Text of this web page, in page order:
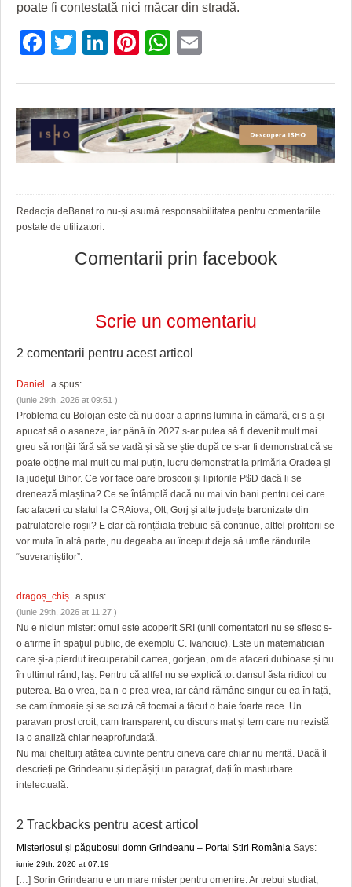
poate fi contestată nici măcar din stradă.
Facebook
Twitter
LinkedIn
Pinterest
WhatsApp
Redacția deBanat.ro nu-și asumă responsabilitatea pentru comentariile
postate de utilizatori.
Comentarii prin facebook
Scrie un comentariu
2 comentarii pentru acest articol
Daniel a spus:
(iunie 29th, 2026 at 09:51 )
Problema cu Bolojan este că nu doar a aprins lumina în cămară, ci s-a și
apucat să o asaneze, iar până în 2027 s-ar putea să fi devenit mult mai
greu să ronțăi fără să se vadă și să se știe după ce s-ar fi demonstrat că se
poate obține mai mult cu mai puțin, lucru demonstrat la primăria Oradea și
la județul Bihor. Ce vor face oare broscoii și lipitorile P$D dacă li se
drenează mlaștina? Ce se întâmplă dacă nu mai vin bani pentru cei care
fac afaceri cu statul la CRAiova, Olt, Gorj și alte județe baronizate din
patrulaterele roșii? E clar că ronțăiala trebuie să continue, altfel profitorii se
vor muta în altă parte, nu degeaba au început deja să umfle rândurile
“suveraniștilor”.
dragoș_chiș a spus:
(iunie 29th, 2026 at 11:27 )
Nu e niciun mister: omul este acoperit SRI (unii comentatori nu se sfiesc s-
o afirme în spațiul public, de exemplu C. Ivanciuc). Este un matematician
care și-a pierdut irecuperabil cartea, gorjean, om de afaceri dubioase și nu
în ultimul rând, laș. Pentru că altfel nu se explică tot dansul ăsta ridicol cu
puterea. Ba o vrea, ba n-o prea vrea, iar când rămâne singur cu ea în față,
se cam înmoaie și se scuză că tocmai a făcut o baie foarte rece. Un
paravan prost croit, cam transparent, cu discurs mat și tern care nu rezistă
la o analiză chiar neaprofundată.
Nu mai cheltuiți atâtea cuvinte pentru cineva care chiar nu merită. Dacă îl
descrieți pe Grindeanu și depășiți un paragraf, dați în masturbare
intelectuală.
2 Trackbacks pentru acest articol
Misteriosul și păgubosul domn Grindeanu – Portal Știri România Says:
iunie 29th, 2026 at 07:19
[…] Sorin Grindeanu e un mare mister pentru omenire. Ar trebui studiat,